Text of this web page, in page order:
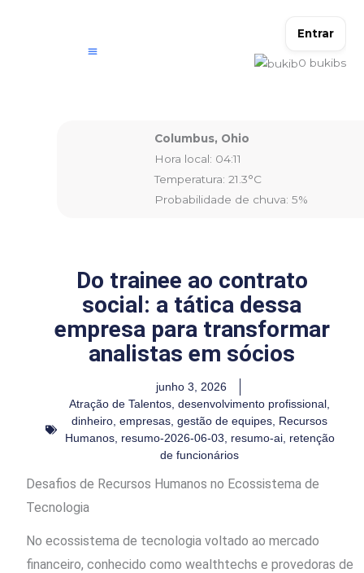
Entrar
0 bukibs
Columbus, Ohio
Hora local: 04:11
Temperatura: 21.3°C
Probabilidade de chuva: 5%
Do trainee ao contrato
social: a tática dessa
empresa para transformar
analistas em sócios
junho 3, 2026
Atração de Talentos, desenvolvimento profissional,
dinheiro, empresas, gestão de equipes, Recursos
Humanos, resumo-2026-06-03, resumo-ai, retenção
de funcionários
Desafios de Recursos Humanos no Ecossistema de
Tecnologia
No ecossistema de tecnologia voltado ao mercado
financeiro, conhecido como wealthtechs e provedoras de